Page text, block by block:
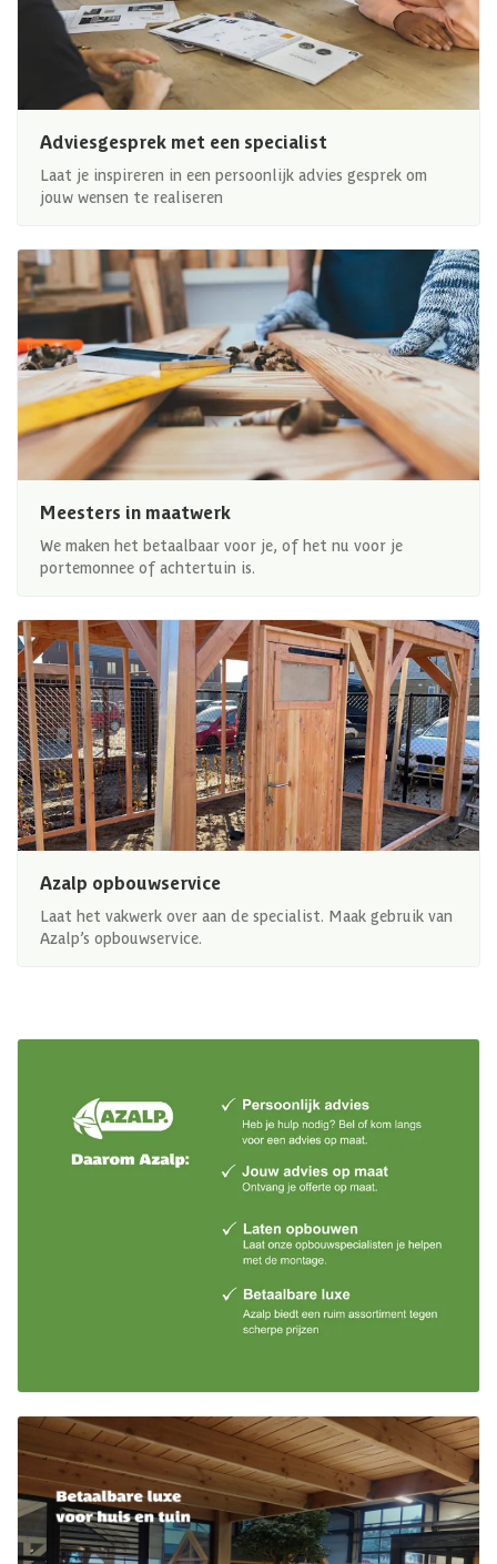
Adviesgesprek met een specialist
Laat je inspireren in een persoonlijk advies gesprek om
jouw wensen te realiseren
Meesters in maatwerk
We maken het betaalbaar voor je, of het nu voor je
portemonnee of achtertuin is.
Azalp opbouwservice
Laat het vakwerk over aan de specialist. Maak gebruik van
Azalp’s opbouwservice.